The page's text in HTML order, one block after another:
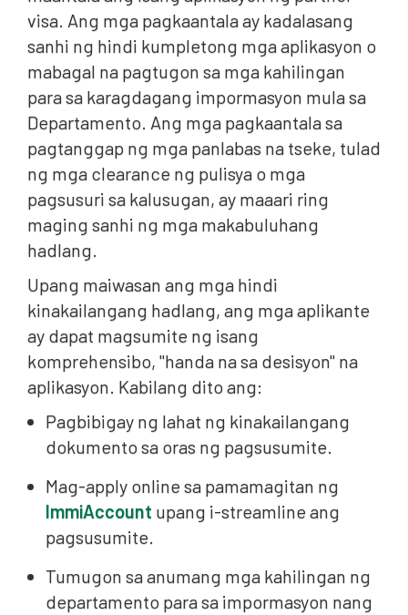
visa. Ang mga pagkaantala ay kadalasang
sanhi ng hindi kumpletong mga aplikasyon o
mabagal na pagtugon sa mga kahilingan
para sa karagdagang impormasyon mula sa
Departamento. Ang mga pagkaantala sa
pagtanggap ng mga panlabas na tseke, tulad
ng mga clearance ng pulisya o mga
pagsusuri sa kalusugan, ay maaari ring
maging sanhi ng mga makabuluhang
hadlang.
Upang maiwasan ang mga hindi
kinakailangang hadlang, ang mga aplikante
ay dapat magsumite ng isang
komprehensibo, "handa na sa desisyon" na
aplikasyon. Kabilang dito ang:
Pagbibigay ng lahat ng kinakailangang
dokumento sa oras ng pagsusumite.
Mag-apply online sa pamamagitan ng
ImmiAccount upang i-streamline ang
pagsusumite.
Tumugon sa anumang mga kahilingan ng
departamento para sa impormasyon nang